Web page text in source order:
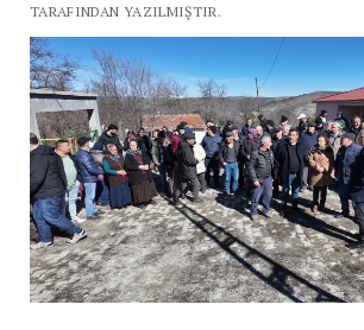
TARAFINDAN YAZILMIŞTIR.